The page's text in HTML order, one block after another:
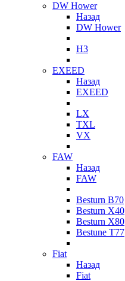
DW Hower
Назад
DW Hower
H3
EXEED
Назад
EXEED
LX
TXL
VX
FAW
Назад
FAW
Besturn B70
Besturn X40
Besturn X80
Bestune T77
Fiat
Назад
Fiat